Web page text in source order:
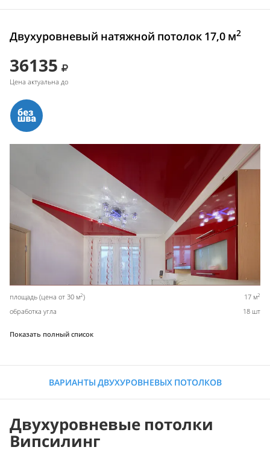
Двухуровневый натяжной потолок 17,0 м2
36135
Цена актуальна до
площадь (цена от 30 м2) 17 м2
обработка угла 18 шт
Показать полный список
ВАРИАНТЫ ДВУХУРОВНЕВЫХ ПОТОЛКОВ
Двухуровневые потолки
Випсилинг